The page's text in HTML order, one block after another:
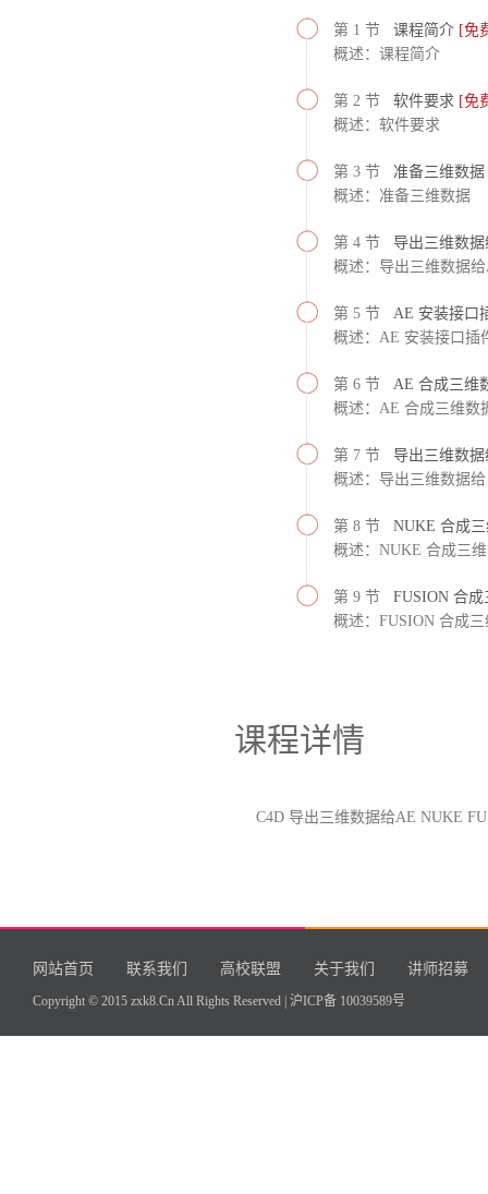
第 1 节 课程简介 [免
概述：课程简介
第 2 节 软件要求 [免
概述：软件要求
第 3 节 准备三维数据
概述：准备三维数据
第 4 节 导出三维数
概述：导出三维数据
第 5 节 AE 安装接口
概述：AE 安装接口插
第 6 节 AE 合成三维
概述：AE 合成三维数
第 7 节 导出三维数
概述：导出三维数据
第 8 节 NUKE 合成
概述：NUKE 合成三
第 9 节 FUSION 合
概述：FUSION 合成
课程详情
C4D 导出三维数据给AE NUKE
网站首页 联系我们 高校联盟 关于我们 讲师招募
Copyright © 2015 zxk8.Cn All Rights Reserved | 沪ICP备 10039589号